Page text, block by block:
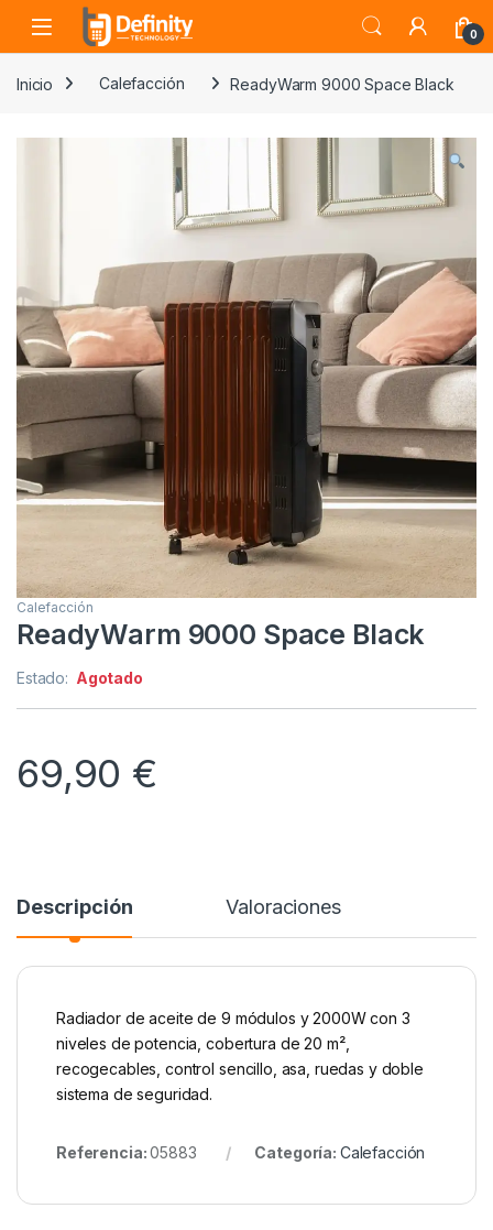
Skip to navigation
Skip to content
Open 0
Inicio Calefacción ReadyWarm 9000 Space Black
Calefacción
ReadyWarm 9000 Space Black
Estado: Agotado
69,90 €
Descripción Valoraciones
Radiador de aceite de 9 módulos y 2000W con 3
niveles de potencia, cobertura de 20 m²,
recogecables, control sencillo, asa, ruedas y doble
sistema de seguridad.
Referencia:05883 Categoría: Calefacción